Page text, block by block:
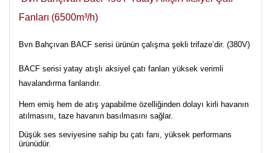
Fanları (6500m³/h)
Bvn Bahçıvan BACF serisi ürünün çalışma şekli trifaze’dir. (380V)
BACF serisi yatay atışlı aksiyel çatı fanları yüksek verimli
havalandırma fanlarıdır.
Hem emiş hem de atış yapabilme özelliğinden dolayı kirli havanın
atılmasını, taze havanın basılmasını sağlar.
Düşük ses seviyesine sahip bu çatı fanı, yüksek performans
ürünüdür.